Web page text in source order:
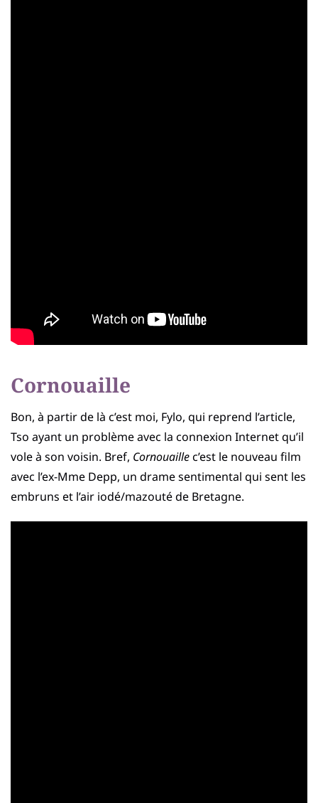
Cornouaille
Bon, à partir de là c’est moi, Fylo, qui reprend l’article,
Tso ayant un problème avec la connexion Internet qu’il
vole à son voisin. Bref, Cornouaillec’est le nouveau film
avec l’ex-Mme Depp, un drame sentimental qui sent les
embruns et l’air iodé/mazouté de Bretagne.